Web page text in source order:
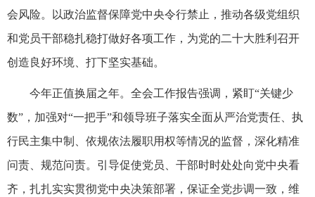
会风险。以政治监督保障党中央令行禁止，推动各级党组织
和党员干部稳扎稳打做好各项工作，为党的二十大胜利召开
创造良好环境、打下坚实基础。
今年正值换届之年。全会工作报告强调，紧盯“关键少
数”，加强对“一把手”和领导班子落实全面从严治党责任、执
行民主集中制、依规依法履职用权等情况的监督，深化精准
问责、规范问责。引导促使党员、干部时时处处向党中央看
齐，扎扎实实贯彻党中央决策部署，保证全党步调一致，维